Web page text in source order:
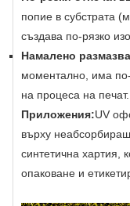
попие в субстрата
създава по-рязко
Намалено
моментално, има
на процеса на печат.
Приложения:UV
върху
синтетична хартия,
опаковане и